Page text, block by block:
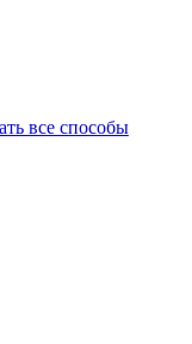
все способы